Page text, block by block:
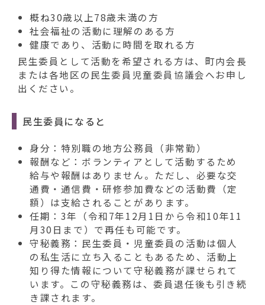
概ね30歳以上78歳未満の方
社会福祉の活動に理解のある方
健康であり、活動に時間を取れる方
民生委員として活動を希望される方は、町内会長
または各地区の民生委員児童委員協議会へお申し
出ください。
民生委員になると
身分：特別職の地方公務員（非常勤）
報酬など：ボランティアとして活動するため
給与や報酬はありません。ただし、必要な交
通費・通信費・研修参加費などの活動費（定
額）は支給されることがあります。
任期：3年（令和7年12月1日から令和10年11
月30日まで）で再任も可能です。
守秘義務：民生委員・児童委員の活動は個人
の私生活に立ち入ることもあるため、活動上
知り得た情報について守秘義務が課せられて
います。この守秘義務は、委員退任後も引き続
き課されます。